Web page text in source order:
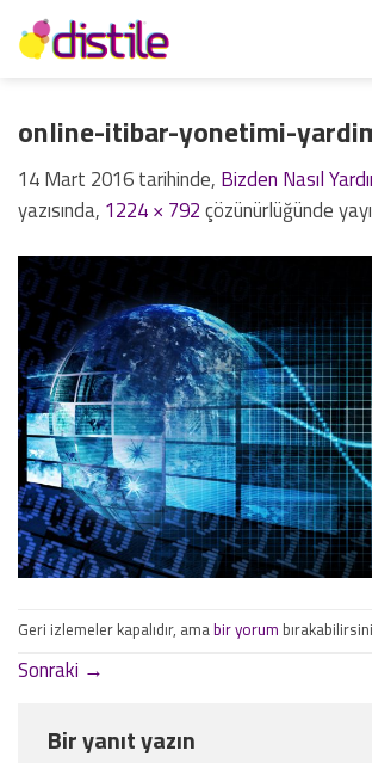
İçeriğe
atla
online-itibar-yonetimi-
14 Mart 2016tarihinde, Bizden Nasıl
yazısında, 1224 × 792çözünürlüğünde
Geri izlemeler kapalıdır, amabir yorum
Sonraki →
Bir yanıt yazın